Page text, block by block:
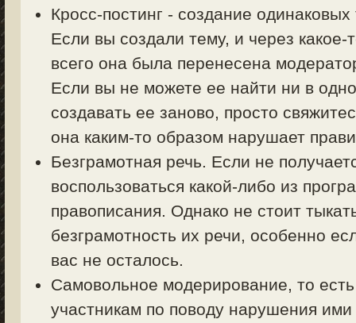
Кросс-постинг - создание
Если вы создали тему, и через
всего она была перенесена
Если вы не можете ее найти ни в
создавать ее заново, просто
она каким-то образом нарушает
Безграмотная речь. Если не
воспользоваться какой-либо из
правописания. Однако не стоит
безграмотность их речи, особенно
вас не осталось.
Самовольное модерирование, то
участникам по поводу нарушения